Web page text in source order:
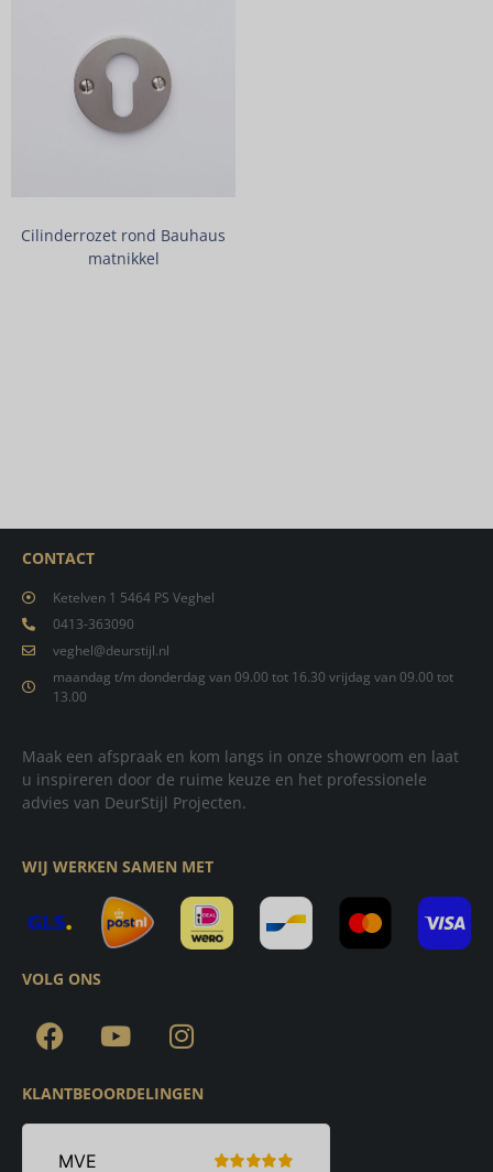
Cilinderrozet rond Bauhaus
matnikkel
CONTACT
Ketelven 1 5464 PS Veghel
0413-363090
veghel@deurstijl.nl
maandag t/m donderdag van 09.00 tot 16.30 vrijdag van 09.00 tot
13.00
Maak een afspraak en kom langs in onze showroom en laat
u inspireren door de ruime keuze en het professionele
advies van DeurStijl Projecten.
WIJ WERKEN SAMEN MET
VOLG ONS
KLANTBEOORDELINGEN